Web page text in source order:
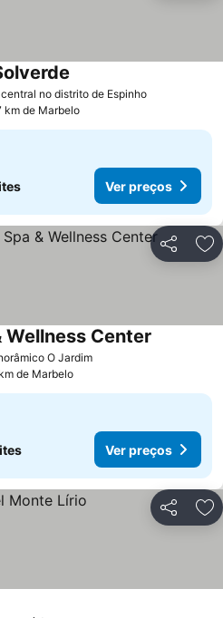
no distrito de Espinho
km de Marbelo
Ver preços
Partilhar
O Jardim
Wellness Center
de Marbelo
Ver preços
Partilhar